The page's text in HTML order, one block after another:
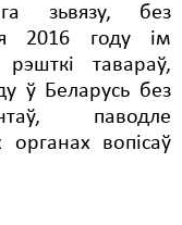
зьвязу, без
2016 году ім
тавараў,
ў Беларусь без
паводле
органах вопісаў